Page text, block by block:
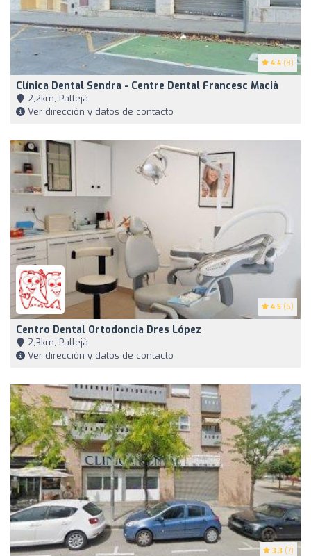
4.4 (8)
Clínica Dental Sendra - Centre Dental Francesc Macià
2,2km, Pallejà
Ver dirección y datos de contacto
4.5 (6)
Centro Dental Ortodoncia Dres López
2,3km, Pallejà
Ver dirección y datos de contacto
3.3 (7)